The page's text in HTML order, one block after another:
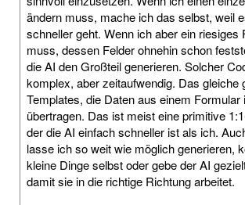
ändern muss, mache ich das selbst, weil
schneller geht. Wenn ich aber ein riesiges
muss, dessen Felder ohnehin schon
die AI den Großteil generieren. Solcher
komplex, aber zeitaufwendig. Das gleiche
Templates, die Daten aus einem Formular
übertragen. Das ist meist eine primitive
der die AI einfach schneller ist als ich.
lasse ich so weit wie möglich generieren,
kleine Dinge selbst oder gebe der AI
damit sie in die richtige Richtung arbeitet.